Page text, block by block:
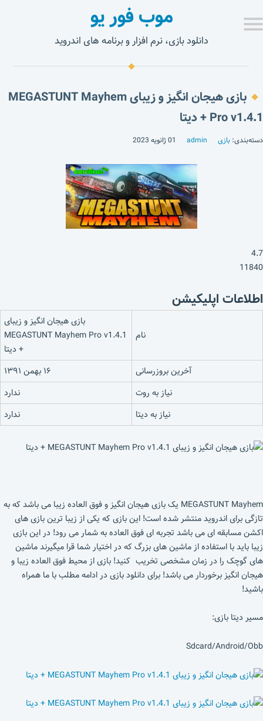
موب فور یو
دانلود بازی، نرم افزار و برنامه های اندروید
بازی هیجان انگیز و زیبای MEGASTUNT Mayhem
Pro v1.4.1 + دیتا
دسته‌بندی: بازی admin 01 ژانویه 2023
4.7
11840
اطلاعات اپلیکیشن
نام
بازی هیجان انگیز و زیبای
MEGASTUNT Mayhem Pro v1.4.1
+ دیتا
آخرین بروزرسانی
۱۶ بهمن ۱۳۹۱
نیاز به روت
ندارد
نیاز به دیتا
ندارد
MEGASTUNT Mayhem یک بازی هیجان انگیز و فوق العاده زیبا می باشد که به
تازگی برای اندروید منتشر شده است! این بازی که یکی از زیبا ترین بازی های
اکشن مسابقه ای می باشد تجربه ای فوق العاده به شمار می رود! در این بازی
زیبا باید با استفاده از ماشین های بزرگ که در اختیار شما قرا میگیرند ماشین
های گوچک را در زمان مشخصی تخریب کنید! بازی از محیط فوق العاده زیبا و
هیجان انگیز برخوردار می باشد! برای دانلود بازی در ادامه مطلب با ما همراه
باشید!
مسیر دیتا بازی:
Sdcard/Android/Obb